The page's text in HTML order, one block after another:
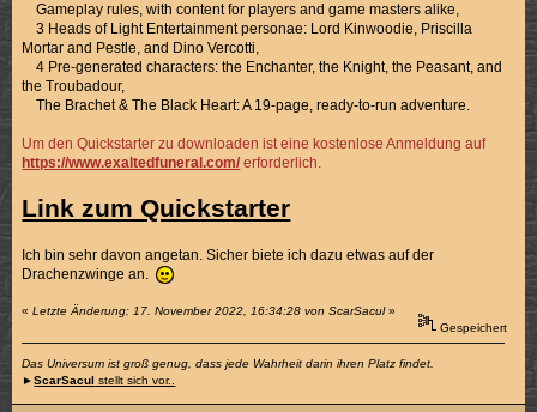
Gameplay rules, with content for players and game masters alike,
3 Heads of Light Entertainment personae: Lord Kinwoodie, Priscilla
Mortar and Pestle, and Dino Vercotti,
4 Pre-generated characters: the Enchanter, the Knight, the Peasant, and
the Troubadour,
The Brachet & The Black Heart: A 19-page, ready-to-run adventure.
Um den Quickstarter zu downloaden ist eine kostenlose Anmeldung auf
https://www.exaltedfuneral.com/ erforderlich.
Link zum Quickstarter
Ich bin sehr davon angetan. Sicher biete ich dazu etwas auf der
Drachenzwinge an.
«Letzte Änderung: 17. November 2022, 16:34:28 von ScarSacul»
Gespeichert
Das Universum ist groß genug, dass jede Wahrheit darin ihren Platz findet.
►ScarSacul stellt sich vor..